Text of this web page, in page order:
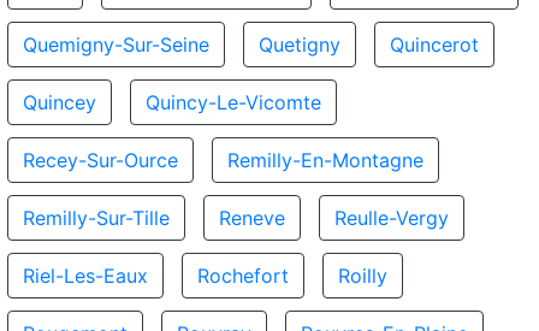
Quemigny-Sur-Seine Quetigny Quincerot
Quincey Quincy-Le-Vicomte
Recey-Sur-Ource Remilly-En-Montagne
Remilly-Sur-Tille Reneve Reulle-Vergy
Riel-Les-Eaux Rochefort Roilly